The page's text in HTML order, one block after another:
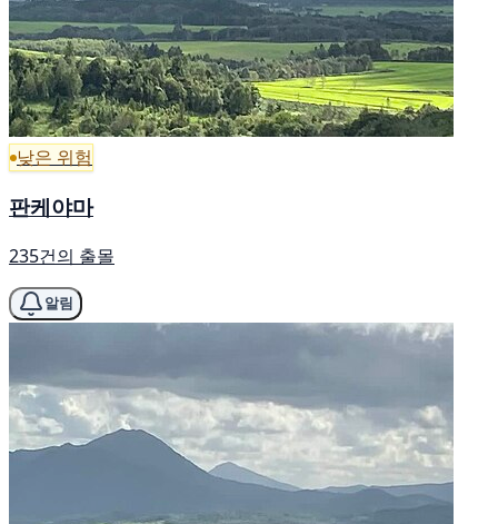
낮은 위험
판케야마
235건의 출몰
알림